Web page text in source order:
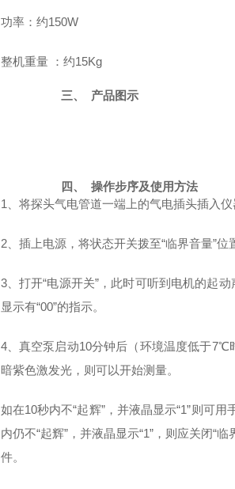
功率：约150W
整机重量 ：约15Kg
三、 产品图示
四、
操作步序及使用方法
1 、将探头气电管道一端上的气电插头插入
2、插上电源，将状态开关拨至“临界音量”位
3、打开“电源开关”，此时可听到电机的起
显示有“00”的指示。
4、真空泵启动10分钟后（环境温度低于7℃
暗紫色激发光，则可以开始测量。
如在10秒内不“起辉”，并液晶显示“1”则可
内仍不“起辉”，并液晶显示“1”，则应关闭“
件。